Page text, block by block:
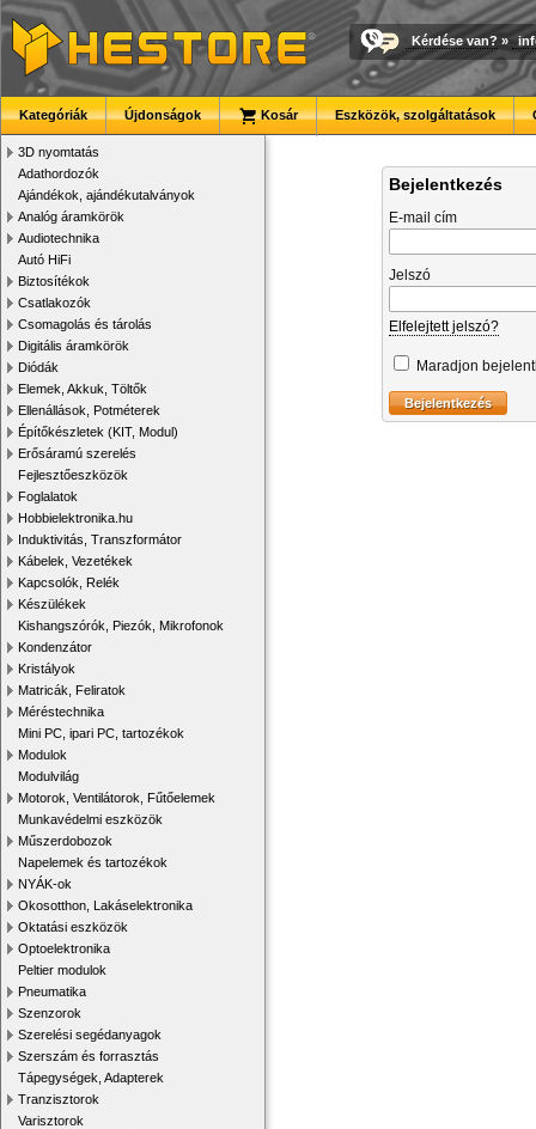
Kérdése van? »
Kategóriák Újdonságok Kosár Eszközök, szolgáltatások
3D nyomtatás
Adathordozók
Ajándékok, ajándékutalványok
Analóg áramkörök
Audiotechnika
Autó HiFi
Biztosítékok
Csatlakozók
Csomagolás és tárolás
Digitális áramkörök
Diódák
Elemek, Akkuk, Töltők
Ellenállások, Potméterek
Építőkészletek (KIT, Modul)
Erősáramú szerelés
Fejlesztőeszközök
Foglalatok
Hobbielektronika.hu
Induktivitás, Transzformátor
Kábelek, Vezetékek
Kapcsolók, Relék
Készülékek
Kishangszórók, Piezók, Mikrofonok
Kondenzátor
Kristályok
Matricák, Feliratok
Méréstechnika
Mini PC, ipari PC, tartozékok
Modulok
Modulvilág
Motorok, Ventilátorok, Fűtőelemek
Munkavédelmi eszközök
Műszerdobozok
Napelemek és tartozékok
NYÁK-ok
Okosotthon, Lakáselektronika
Oktatási eszközök
Optoelektronika
Peltier modulok
Pneumatika
Szenzorok
Szerelési segédanyagok
Szerszám és forrasztás
Tápegységek, Adapterek
Tranzisztorok
Varisztorok
Bejelentkezés
E-mail cím
Jelszó
Elfelejtett jelszó?
Maradjon